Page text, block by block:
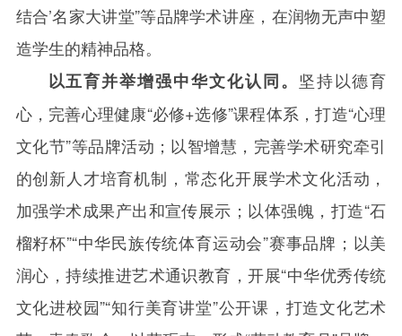
结合’名家大讲堂”等品牌学术讲座，在润物无声中塑
造学生的精神品格。
以五育并举增强中华文化认同。 坚持以德育
心，完善心理健康“必修+选修”课程体系，打造“心理
文化节”等品牌活动；以智增慧，完善学术研究牵引
的创新人才培育机制，常态化开展学术文化活动，
加强学术成果产出和宣传展示；以体强魄，打造“石
榴籽杯”“中华民族传统体育运动会”赛事品牌；以美
润心，持续推进艺术通识教育，开展“中华优秀传统
文化进校园”“知行美育讲堂”公开课，打造文化艺术